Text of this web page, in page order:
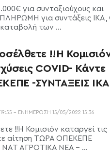
για συνταξιούχους και
για συντάξεις ΙΚΑ,
των ...
!!Η
COVID- Κάντε
-ΣΥΝΤΑΞΕΙΣ
- ΕΝΗΜΈΡΩΣΗ 15/05/2022 15:36
!!Η Κομισιόν καταργεί τις
αίτηση ΤΩΡΑ ΟΠΕΚΕΠΕ
ΝΑΤ ΑΓΡΟΤΙΚΑ ΝΕΑ - ...